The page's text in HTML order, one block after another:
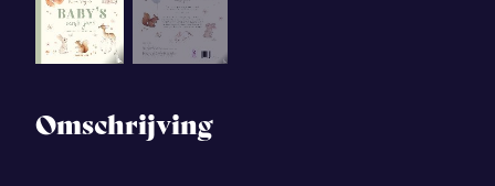
Omschrijving